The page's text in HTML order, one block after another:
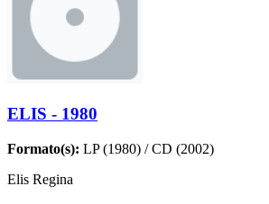
ELIS - 1980
Formato(s): LP (1980) / CD (2002)
Elis Regina